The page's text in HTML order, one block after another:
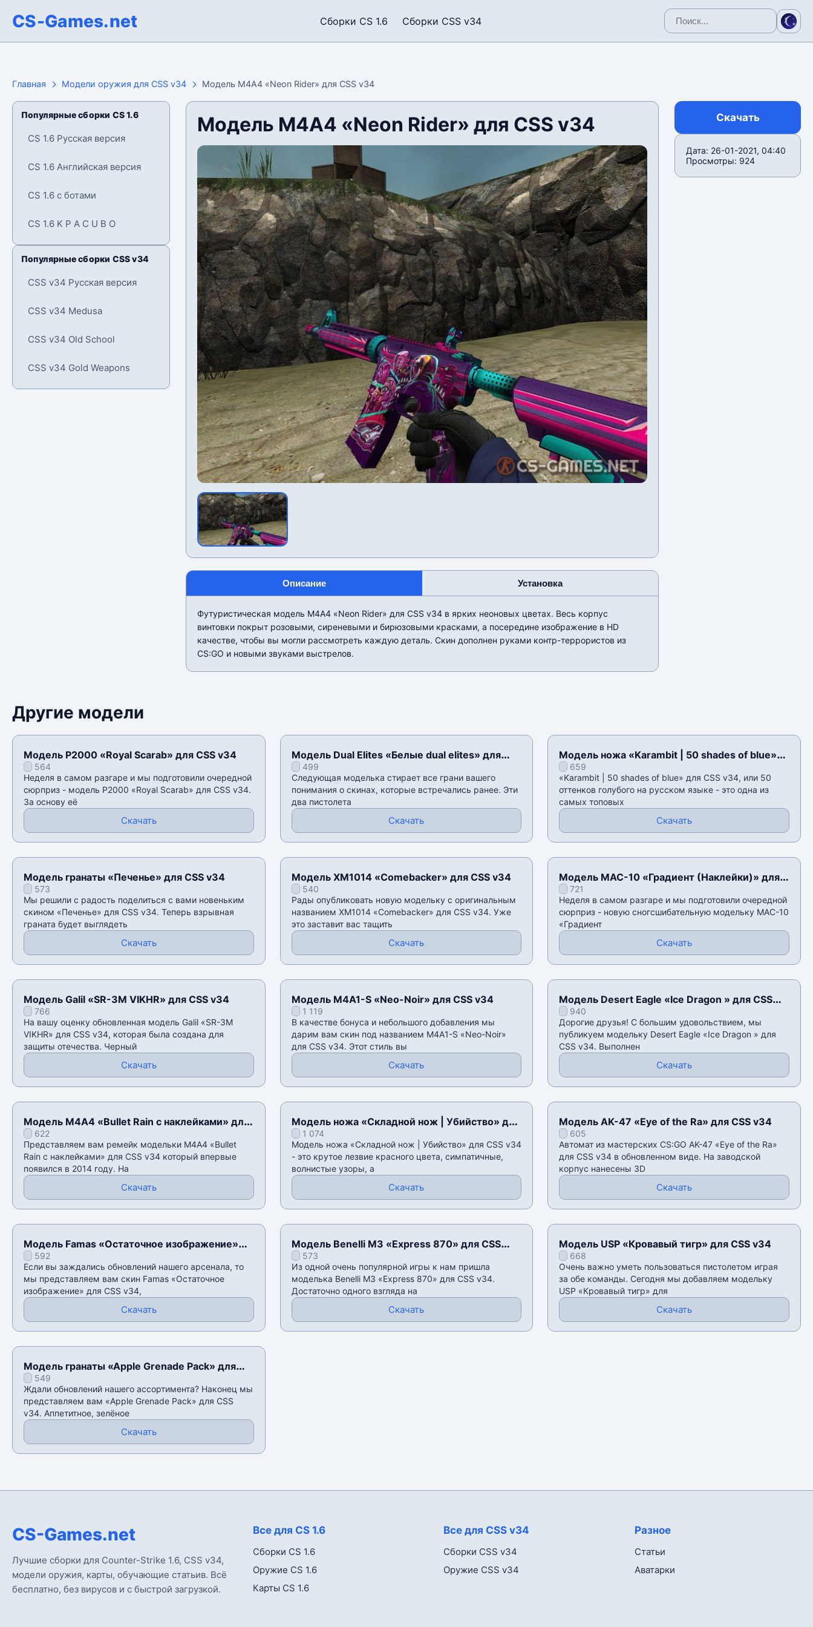
CS-Games.net Сборки CS 1.6 Сборки CSS v34
Главная Модели оружия для CSS v34 Модель М4А4 «Neon Rider» для CSS v34
Популярные сборки CS 1.6
CS 1.6 Русская версия
CS 1.6 Английская версия
CS 1.6 с ботами
CS 1.6 K P A C U B O
Популярные сборки CSS v34
CSS v34 Русская версия
CSS v34 Medusa
CSS v34 Old School
CSS v34 Gold Weapons
Модель М4А4 «Neon Rider» для CSS v34
Описание Установка
Футуристическая модель М4А4 «Neon Rider» для CSS v34 в ярких неоновых цветах. Весь корпус
винтовки покрыт розовыми, сиреневыми и бирюзовыми красками, а посередине изображение в HD
качестве, чтобы вы могли рассмотреть каждую деталь. Скин дополнен руками контр-террористов из
CS:GO и новыми звуками выстрелов.
Скачать
Дата: 26-01-2021, 04:40
Просмотры: 924
Другие модели
Модель P2000 «Royal Scarab» для CSS v34
564
Неделя в самом разгаре и мы подготовили очередной
сюрприз - модель P2000 «Royal Scarab» для CSS v34.
За основу её
Скачать
Модель Dual Elites «Белые dual elites» для
CSS v34
499
Следующая моделька стирает все грани вашего
понимания о скинах, которые встречались ранее. Эти
два пистолета
Скачать
Модель ножа «Karambit | 50 shades of blue»
для CSS v34
659
«Karambit | 50 shades of blue» для CSS v34, или 50
оттенков голубого на русском языке - это одна из
самых топовых
Скачать
Модель гранаты «Печенье» для CSS v34
573
Мы решили с радость поделиться с вами новеньким
скином «Печенье» для CSS v34. Теперь взрывная
граната будет выглядеть
Скачать
Модель XM1014 «Comebacker» для CSS v34
540
Рады опубликовать новую модельку с оригинальным
названием XM1014 «Comebacker» для CSS v34. Уже
это заставит вас тащить
Скачать
Модель MAC-10 «Градиент (Наклейки)» для
CSS v34
721
Неделя в самом разгаре и мы подготовили очередной
сюрприз - новую сногсшибательную модельку MAC-10
«Градиент
Скачать
Модель Galil «SR-3M VIKHR» для CSS v34
766
На вашу оценку обновленная модель Galil «SR-3M
VIKHR» для CSS v34, которая была создана для
защиты отечества. Черный
Скачать
Модель M4A1-S «Neo-Noir» для CSS v34
1 119
В качестве бонуса и небольшого добавления мы
дарим вам скин под названием M4A1-S «Neo-Noir»
для CSS v34. Этот стиль вы
Скачать
Модель Desert Eagle «Ice Dragon » для CSS
v34940
Дорогие друзья! С большим удовольствием, мы
публикуем модельку Desert Eagle «Ice Dragon » для
CSS v34. Выполнен
Скачать
Модель М4А4 «Bullet Rain с наклейками» для
CSS v34
622
Представляем вам ремейк модельки М4А4 «Bullet
Rain с наклейками» для CSS v34 который впервые
появился в 2014 году. На
Скачать
Модель ножа «Складной нож | Убийство» для
CSS v34
1 074
Модель ножа «Складной нож | Убийство» для CSS v34
- это крутое лезвие красного цвета, симпатичные,
волнистые узоры, а
Скачать
Модель AK-47 «Eye of the Ra» для CSS v34
605
Автомат из мастерских CS:GO AK-47 «Eye of the Ra»
для CSS v34 в обновленном виде. На заводской
корпус нанесены 3D
Скачать
Модель Famas «Остаточное изображение»
для CSS v34
592
Если вы заждались обновлений нашего арсенала, то
мы представляем вам скин Famas «Остаточное
изображение» для CSS v34,
Скачать
Модель Benelli M3 «Express 870» для CSS
v34573
Из одной очень популярной игры к нам пришла
моделька Benelli M3 «Express 870» для CSS v34.
Достаточно одного взгляда на
Скачать
Модель USP «Кровавый тигр» для CSS v34
668
Очень важно уметь пользоваться пистолетом играя
за обе команды. Сегодня мы добавляем модельку
USP «Кровавый тигр» для
Скачать
Модель гранаты «Apple Grenade Pack» для
CSS v34
549
Ждали обновлений нашего ассортимента? Наконец мы
представляем вам «Apple Grenade Pack» для CSS
v34. Аппетитное, зелёное
Скачать
CS-Games.net
Лучшие сборки для Counter-Strike 1.6, CSS v34,
модели оружия, карты, обучающие статьив. Всё
бесплатно, без вирусов и с быстрой загрузкой.
Все для CS 1.6
Сборки CS 1.6
Оружие CS 1.6
Карты CS 1.6
Все для CSS v34
Сборки CSS v34
Оружие CSS v34
Разное
Статьи
Аватарки